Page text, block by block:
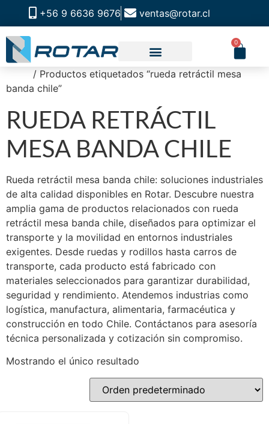
+56 9 6636 9676 ventas@rotar.cl
0
/ Productos etiquetados “rueda retráctil mesa
banda chile”
RUEDA RETRÁCTIL
MESA BANDA CHILE
Rueda retráctil mesa banda chile: soluciones industriales
de alta calidad disponibles en Rotar. Descubre nuestra
amplia gama de productos relacionados con rueda
retráctil mesa banda chile, diseñados para optimizar el
transporte y la movilidad en entornos industriales
exigentes. Desde ruedas y rodillos hasta carros de
transporte, cada producto está fabricado con
materiales seleccionados para garantizar durabilidad,
seguridad y rendimiento. Atendemos industrias como
logística, manufactura, alimentaria, farmacéutica y
construcción en todo Chile. Contáctanos para asesoría
técnica personalizada y cotización sin compromiso.
Mostrando el único resultado